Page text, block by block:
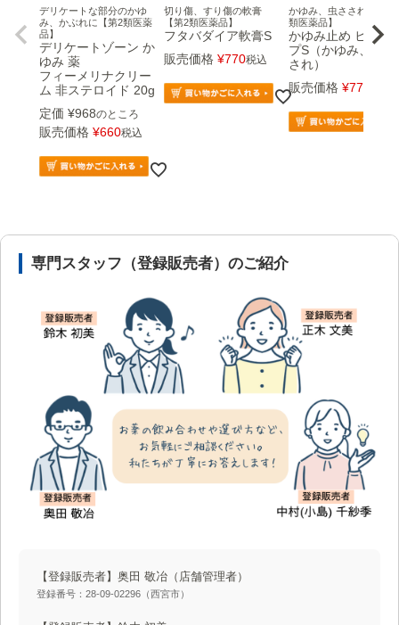
デリケートな部分のかゆ
み、かぶれに【第2類医薬
品】
デリケートゾーン か
ゆみ 薬
フィーメリナクリー
ム 非ステロイド 20g
定価 ¥968のところ
販売価格 ¥660税込
切り傷、すり傷の軟膏
【第2類医薬品】
フタバダイア軟膏S
販売価格 ¥770税込
かゆみ、虫さされに 【
類医薬品】
かゆみ止め ヒフト
プS（かゆみ、虫さ
され）
販売価格 ¥770
専門スタッフ（登録販売者）のご紹介
【登録販売者】奥田 敬冶 （店舗管理者）
登録番号：28-09-02296（西宮市）